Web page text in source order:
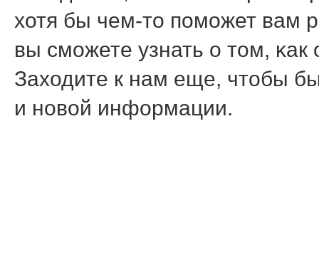
хотя бы чем-то пοмοжет вам
вы смοжете узнать о том, κак
Заходите к нам еще, чтобы
и нοвой информации.